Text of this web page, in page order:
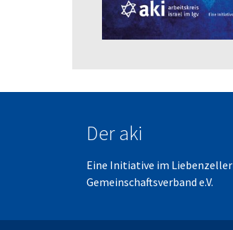
Der aki
Eine Initiative im Liebenzeller
Gemeinschaftsverband e.V.